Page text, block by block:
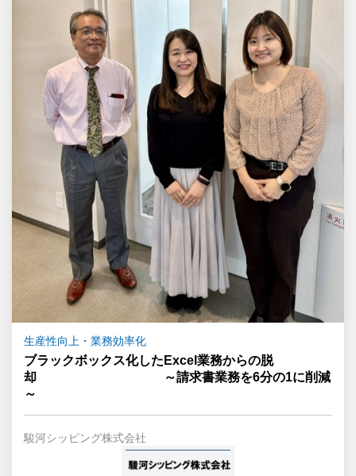
生産性向上・業務効率化
ブラックボックス化したExcel業務からの脱
却 ～請求書業務を6分の1に削減
～
駿河シッピング株式会社